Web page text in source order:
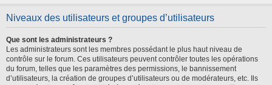
Niveaux des utilisateurs et groupes d’utilisateurs
Que sont les administrateurs ?
Les administrateurs sont les membres possédant le plus haut niveau de
contrôle sur le forum. Ces utilisateurs peuvent contrôler toutes les opérations
du forum, telles que les paramètres des permissions, le bannissement
d’utilisateurs, la création de groupes d’utilisateurs ou de modérateurs, etc. Ils